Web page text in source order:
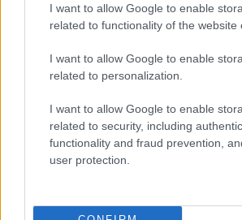
I want to allow Google to enable
related to functionality of the website
I want to allow Google to enable
related to personalization.
I want to allow Google to enable
related to security, including
functionality and fraud prevention,
user protection.
ΓΙΝΕ ΣΥΝΔΡΟΜΗΤΗΣ